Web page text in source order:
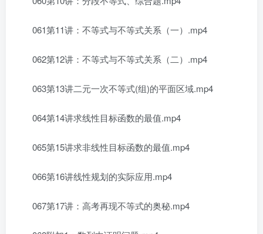
061第11讲：不等式与不等式关系（一）.mp4
062第12讲：不等式与不等式关系（二）.mp4
063第13讲二元一次不等式(组)的平面区域.mp4
064第14讲求线性目标函数的最值.mp4
065第15讲求非线性目标函数的最值.mp4
066第16讲线性规划的实际应用.mp4
067第17讲：高考再现不等式的奥秘.mp4